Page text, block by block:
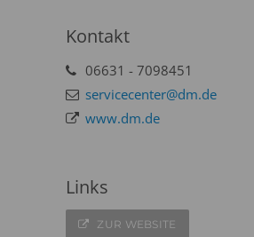
Kontakt
06631 - 7098451
servicecenter@dm.de
www.dm.de
Links
ZUR WEBSITE